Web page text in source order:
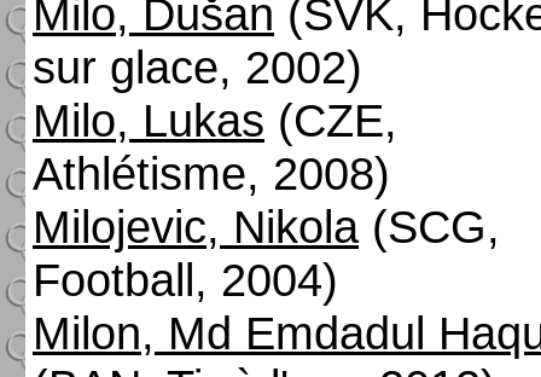
Milo, Dušan (SVK,
sur glace, 2002)
Milo, Lukas (CZE,
Athlétisme, 2008)
Milojevic, Nikola(SCG,
Football, 2004)
Milon, Md Emdadul